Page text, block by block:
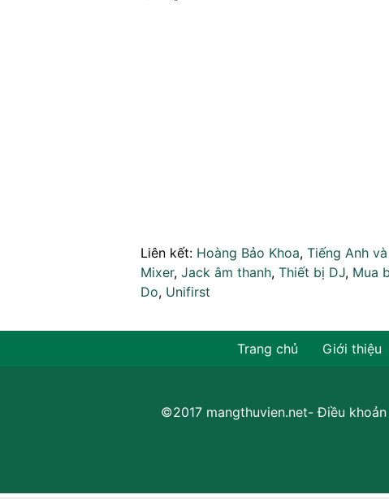
Liên kết: Hoàng Bảo Khoa, Tiếng Anh
Mixer, Jack âm thanh, Thiết bị DJ, Mua
Do, Unifirst
Trang chủ Giới thiệu
©2017 mangthuvien.net-Điều khoản